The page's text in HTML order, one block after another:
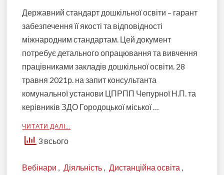
Державний стандарт дошкільної освіти – гарант
забезпечення її якості та відповідності
міжнародним стандартам. Цей документ
потребує детального опрацювання та вивчення
працівниками закладів дошкільної освіти. 28
травня 2021р. на запит консультанта
комунальної установи ЦПРПП Чепурної Н.П. та
керівників ЗДО Городоцької міської …
ЧИТАТИ ДАЛІ…
3 всього
Вебінари Діяльність Дистанційна освіта